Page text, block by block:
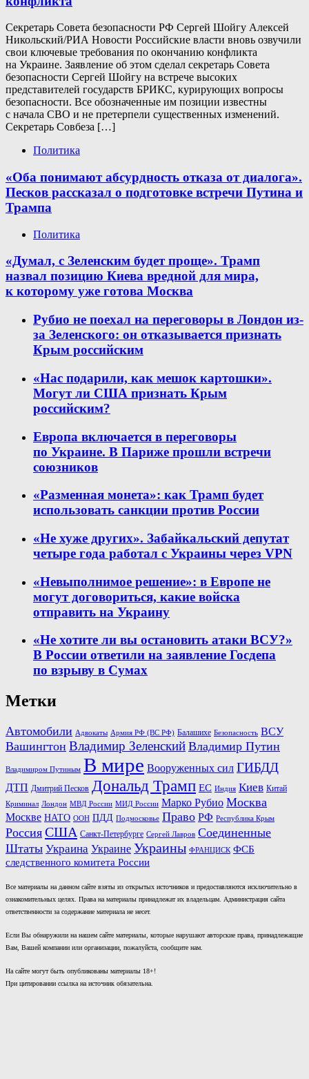
Секретарь Совета безопасности РФ Сергей Шойгу Алексей
Никольский/РИА Новости Российские власти вновь озвучили
свои ключевые требования по окончанию конфликта
на Украине. Заявление об этом сделал секретарь Совета
безопасности Сергей Шойгу на встрече высоких
представителей государств БРИКС, курирующих вопросы
безопасности. Все обозначенные им позиции известны
с начала СВО и не претерпели существенных изменений.
Секретарь Совбеза […]
Политика
«Оба понимают абсурдность отказа от диалога».
Песков рассказал о подготовке встречи Путина и
Трампа
Политика
«Думал, с Зеленским будет проще». Трамп
назвал позицию Киева вредной для мира,
к которому уже готова Москва
Рубио не поехал на переговоры в Лондон из-
за Зеленского: он отказывается признать
Крым российским
«Нас подарили, как мешок картошки».
Могут ли США признать Крым
российским?
Европа включается в переговоры
по Украине. В Париже прошли встречи
союзников
«Разменная монета»: как Трамп будет
использовать санкции против России
«Не хуже других». Забайкальский депутат
четыре года работал с Украины через VPN
«Невыполнимое решение»: в Европе не
могут договориться, какие войска
отправить на Украину
«Не хотите ли вы остановить атаки ВСУ?»
В России ответили на заявление Госдепа
по взрыву в Сумах
Метки
Автомобили Адвокаты Армия РФ (ВС РФ) Балашихе Безопасность ВСУ
Вашингтон Владимир Зеленский Владимир Путин
Владимиром Путиным В мире Вооруженных сил ГИБДД
ДТП Дмитрий Песков Дональд Трамп ЕС Индия Киев Китай
Криминал Лондон МВД России МИД России Марко Рубио Москва
Москве НАТО ООН ПДД Подмосковье Право РФ Республика Крым
Россия США Санкт-Петербурге Сергей Лавров Соединенные
Штаты Украина Украине Украины ФРАНЦИСК ФСБ
следственного комитета России
Все материалы на данном сайте взяты из открытых источников и предоставляются исключительно в
ознакомительных целях. Права на материалы принадлежат их владельцам. Администрация сайта
ответственности за содержание материала не несет.
Если Вы обнаружили на нашем сайте материалы, которые нарушают авторские права, принадлежащие
Вам, Вашей компании или организации, пожалуйста, сообщите нам.
На сайте могут быть опубликованы материалы 18+!
При цитировании ссылка на источник обязательна.